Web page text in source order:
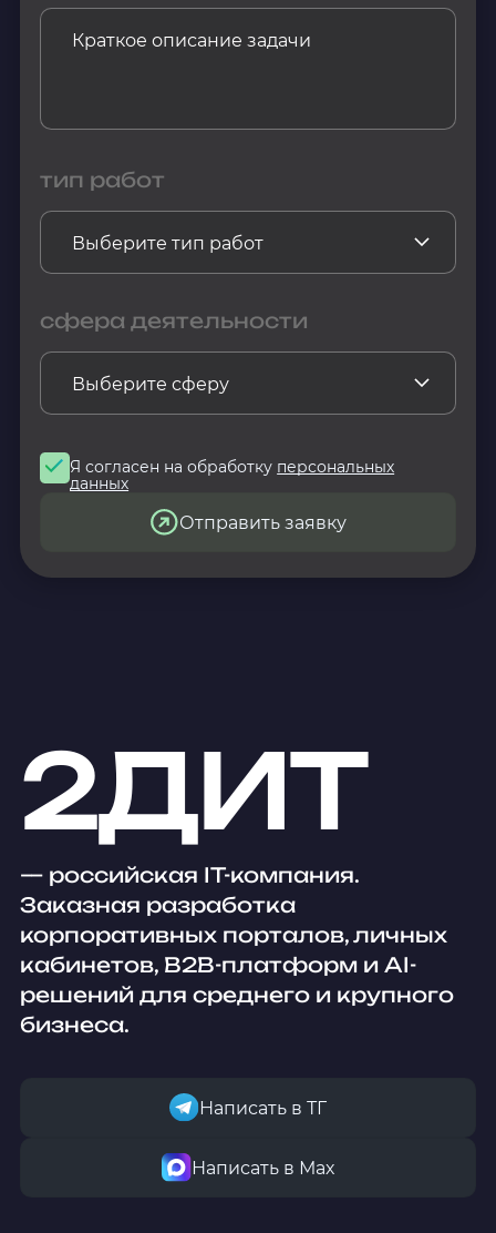
тип работ
сфера деятельности
Я согласен на обработку персональных
данных
Отправить заявку
2ДИТ
— российская IT-компания.
Заказная разработка
корпоративных порталов, личных
кабинетов, B2B-платформ и AI-
решений для среднего и крупного
бизнеса.
Написать в ТГ
Написать в Мах